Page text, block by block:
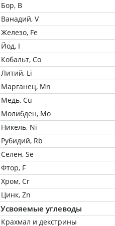
Бор, B
Ванадий, V
Железо, Fe
Йод, I
Кобальт, Co
Литий, Li
Марганец, Mn
Медь, Cu
Молибден, Mo
Никель, Ni
Рубидий, Rb
Селен, Se
Фтор, F
Хром, Cr
Цинк, Zn
Усвояемые углеводы
Крахмал и декстрины